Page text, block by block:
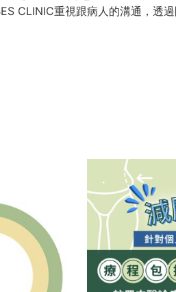
CLINIC重視跟病人的溝通，透